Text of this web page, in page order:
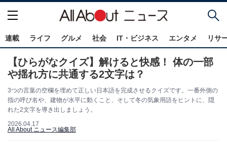
連載 ライフ グルメ 社会 IT・ビジネス エンタメ リサ
【ひらがなクイズ】解けると快感！ 体の一部
や揺れ方に共通する2文字は？
3つの言葉の空欄を埋めて正しい日本語を完成させるクイズです。一番外側の
指の呼び名や、建物が水平に動くこと、そして冬の気象用語をヒントに、隠
れた2文字を導き出しましょう。
2026.04.17
All About ニュース編集部